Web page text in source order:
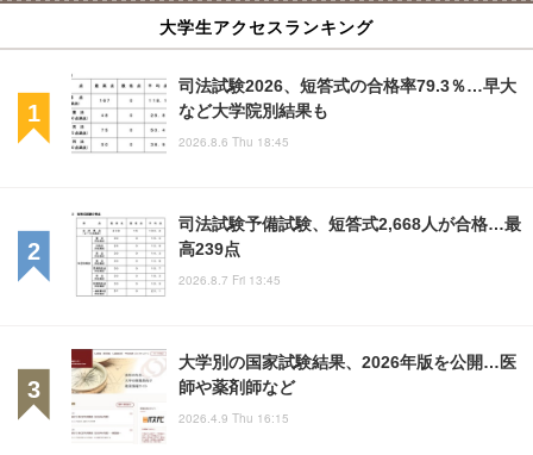
大学生アクセスランキング
司法試験2026、短答式の合格率79.3％…早大
など大学院別結果も
2026.8.6 Thu 18:45
司法試験予備試験、短答式2,668人が合格…最
高239点
2026.8.7 Fri 13:45
大学別の国家試験結果、2026年版を公開…医
師や薬剤師など
2026.4.9 Thu 16:15